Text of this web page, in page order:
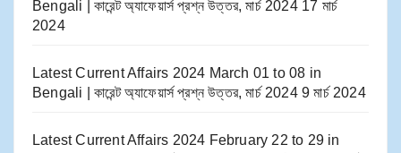
Bengali | কারেন্ট অ্যাফেয়ার্স প্রশ্ন উত্তর, মার্চ 2024 17 মার্চ
2024
Latest Current Affairs 2024 March 01 to 08​ in
Bengali | কারেন্ট অ্যাফেয়ার্স প্রশ্ন উত্তর, মার্চ 2024 9 মার্চ 2024
Latest Current Affairs 2024 February 22 to 29​ in